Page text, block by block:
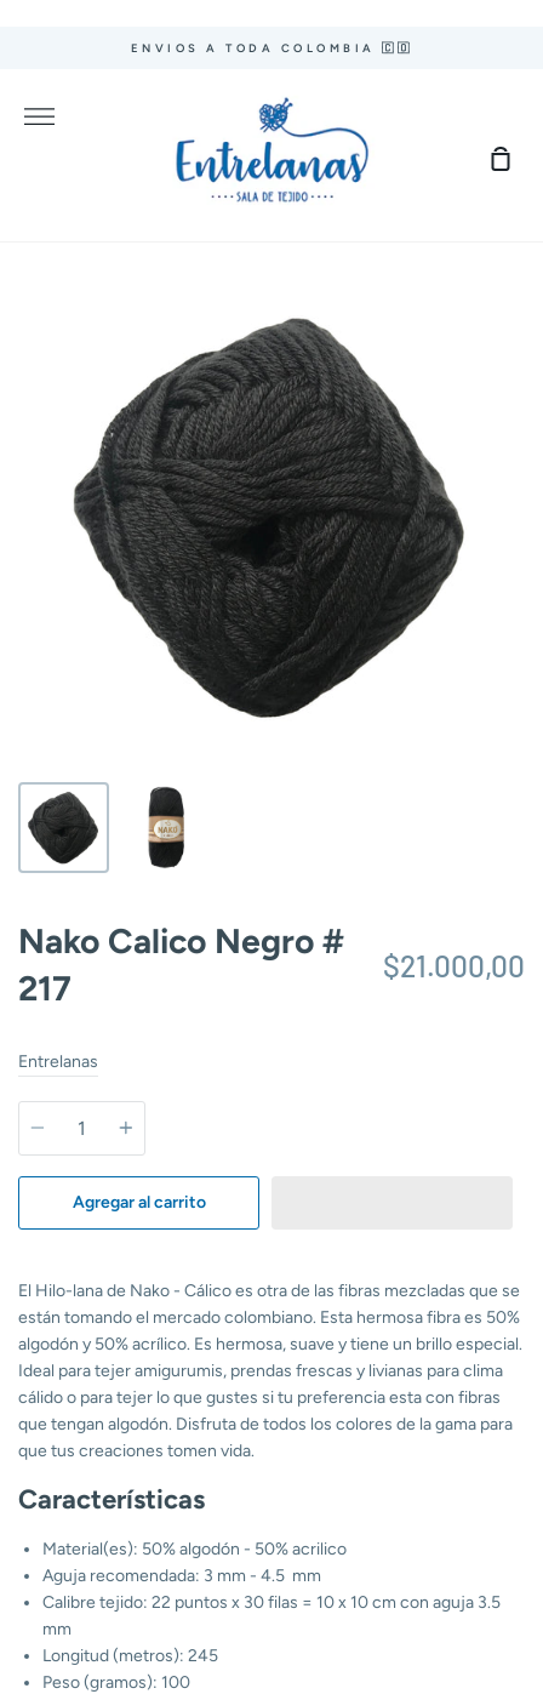
ENVIOS A TODA COLOMBIA 🇨🇴
Más
Nako Calico Negro #
217
$21.000,00
Entrelanas
Cantidad
Agregar al carrito
El Hilo-lana de Nako - Cálico es otra de las fibras mezcladas que se
están tomando el mercado colombiano. Esta hermosa fibra es 50%
algodón y 50% acrílico. Es hermosa, suave y tiene un brillo especial.
Ideal para tejer amigurumis, prendas frescas y livianas para clima
cálido o para tejer lo que gustes si tu preferencia esta con fibras
que tengan algodón. Disfruta de todos los colores de la gama para
que tus creaciones tomen vida.
Características
Material(es): 50% algodón - 50% acrilico
Aguja recomendada: 3 mm - 4.5 mm
Calibre tejido: 22 puntos x 30 filas = 10 x 10 cm con aguja 3.5
mm
Longitud (metros): 245
Peso (gramos): 100